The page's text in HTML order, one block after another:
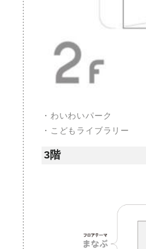
・わいわいパーク
・こどもライブラリー
3階